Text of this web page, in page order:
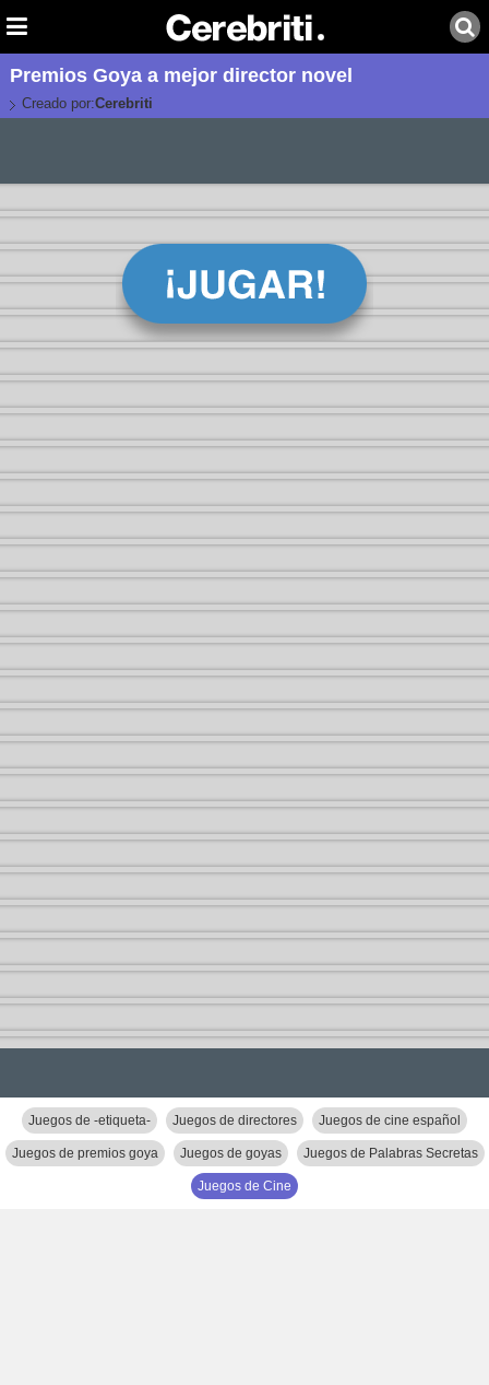
Premios Goya a mejor director novel
Creado por:Cerebriti
Juegos de -etiqueta- Juegos de directores Juegos de cine español
Juegos de premios goya Juegos de goyas Juegos de Palabras Secretas
Juegos de Cine